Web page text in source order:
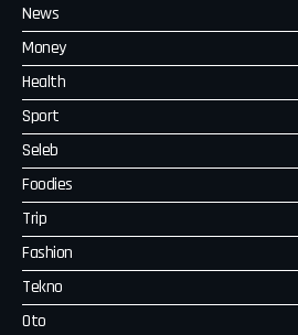
News
Money
Health
Sport
Seleb
Foodies
Trip
Fashion
Tekno
Oto